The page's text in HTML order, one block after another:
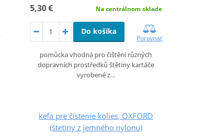
5,30 € Na centrálnom sklade
Do košíka
Porovnať
pomůcka vhodná pro čištění různých
dopravních prostředků štětiny kartáče
vyrobené z…
kefa pre čistenie kolies, OXFORD
(štetiny z jemného nylonu)